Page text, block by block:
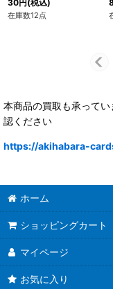
30円(税込)
在庫数12点
本商品の買取も承って
認ください
https://akihabara-
ホーム
ショッピングカート
マイページ
お気に入り